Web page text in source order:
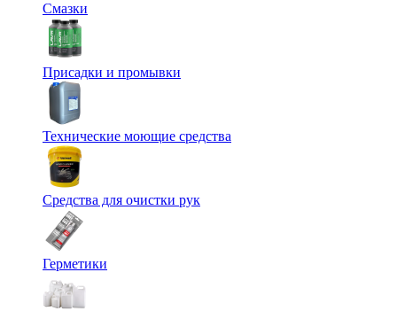
Смазки
Присадки и промывки
Технические моющие средства
Средства для очистки рук
Герметики